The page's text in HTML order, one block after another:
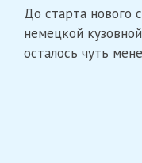
тесты
До старта нового
немецкой
осталось чуть